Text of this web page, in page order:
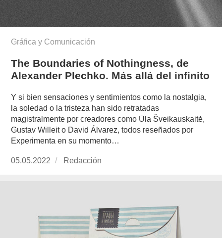
Gráfica y Comunicación
The Boundaries of Nothingness, de
Alexander Plechko. Más allá del infinito
Y si bien sensaciones y sentimientos como la nostalgia,
la soledad o la tristeza han sido retratadas
magistralmente por creadores como Ūla Šveikauskaitė,
Gustav Willeit o David Álvarez, todos reseñados por
Experimenta en su momento…
Publicado
05.05.2022 https://www.experimenta.es/author/redaccion/
Redacción